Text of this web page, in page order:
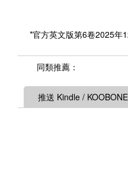
*官方英文版第6卷2025年
同類推薦：
推送 Kindle / KOOBONE